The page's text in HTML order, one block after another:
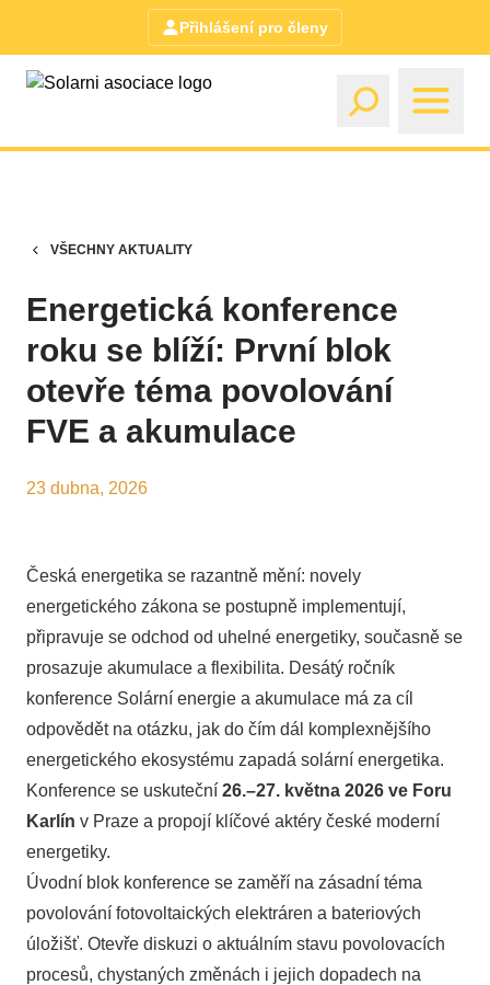
Přihlášení pro členy
VŠECHNY AKTUALITY
Energetická konference
roku se blíží: První blok
otevře téma povolování
FVE a akumulace
23 dubna, 2026
Česká energetika se razantně mění: novely
energetického zákona se postupně implementují,
připravuje se odchod od uhelné energetiky, současně se
prosazuje akumulace a flexibilita. Desátý ročník
konference Solární energie a akumulace má za cíl
odpovědět na otázku, jak do čím dál komplexnějšího
energetického ekosystému zapadá solární energetika.
Konference se uskuteční 26.–27. května 2026 ve Foru
Karlín v Praze a propojí klíčové aktéry české moderní
energetiky.
Úvodní blok konference se zaměří na zásadní téma
povolování fotovoltaických elektráren a bateriových
úložišť. Otevře diskuzi o aktuálním stavu povolovacích
procesů, chystaných změnách i jejich dopadech na